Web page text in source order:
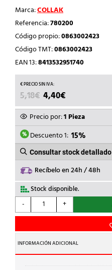
Marca:COLLAK
Referencia:780200
Código propio:0863002423
Código TMT:0863002423
EAN 13:8413532951740
5,18€ EL
PRECIO
ORIGINAL
ERA:
5,18€.
4,40€
PRECIO
ACTUAL
ES:
4,40€.
Precio por:1 Pieza
Descuento 1: 15%
Consultar stock detallado
Recíbelo en 24h / 48h
Stock disponible.
-
COLLAK
-
MADEJA
200g
cantidad
+
INFORMACIÓN ADICIONAL